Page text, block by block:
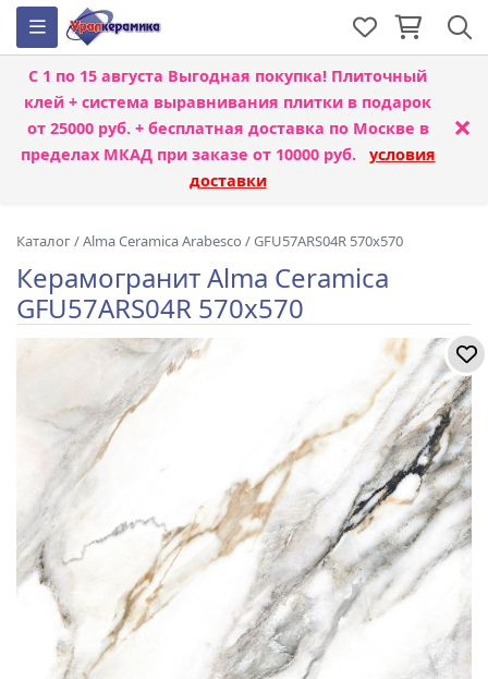
С 1 по 15 августа Выгодная покупка! Плиточный
клей + система выравнивания плитки в подарок
от 25000 руб. + бесплатная доставка по Москве в
пределах МКАД при заказе от 10000 руб. условия
доставки
×
Каталог/Alma Ceramica Arabesco /GFU57ARS04R 570x570
Керамогранит Alma Ceramica
GFU57ARS04R 570x570